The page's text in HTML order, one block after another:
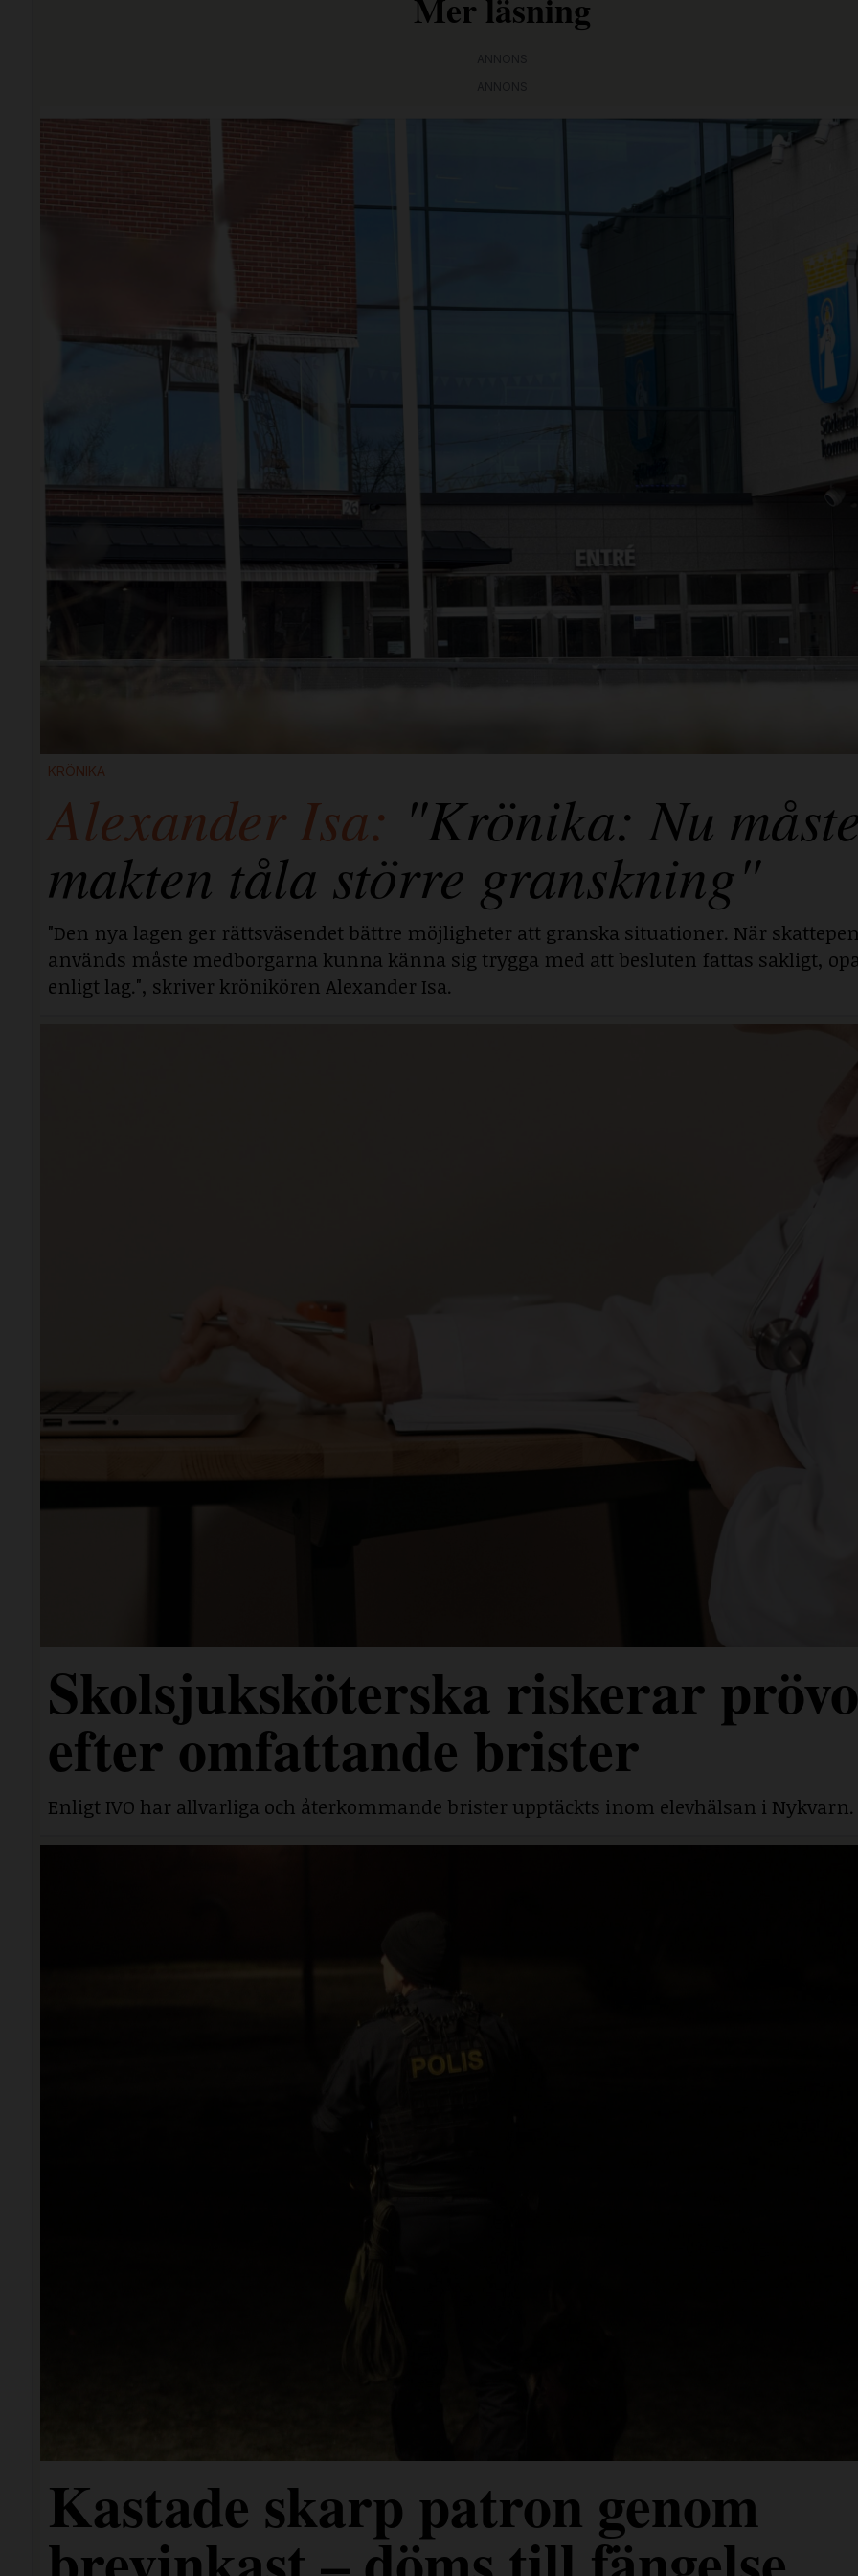
KRÖNIKA
Alexander Isa: "Krönika: Nu
makten tåla större granskning"
"Den nya lagen ger rättsväsendet bättre möjligheter att granska situationer. När
används måste medborgarna kunna känna sig trygga med att besluten fattas sakligt,
enligt lag.", skriver krönikören Alexander Isa.
Skolsjuksköterska riskerar
efter omfattande brister
Enligt IVO har allvarliga och återkommande brister upptäckts inom elevhälsan i Nykvarn.
Kastade skarp patron genom